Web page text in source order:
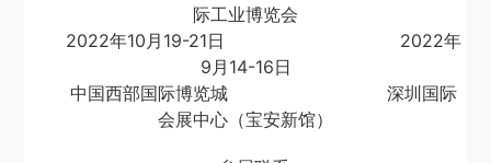
际工业博览会
2022年10月19-21日 2022年
9月14-16日
中国西部国际博览城 深圳国际
会展中心（宝安新馆）